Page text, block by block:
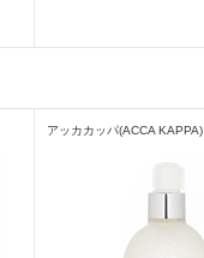
アッカカッパ(ACCA KAPPA)